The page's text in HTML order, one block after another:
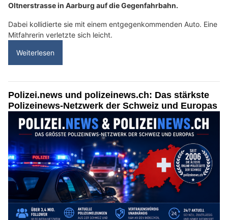
Oltnerstrasse in Aarburg auf die Gegenfahrbahn.
Dabei kollidierte sie mit einem entgegenkommenden Auto. Eine
Mitfahrerin verletzte sich leicht.
Weiterlesen
Polizei.news und polizeinews.ch: Das stärkste
Polizeinews-Netzwerk der Schweiz und Europas